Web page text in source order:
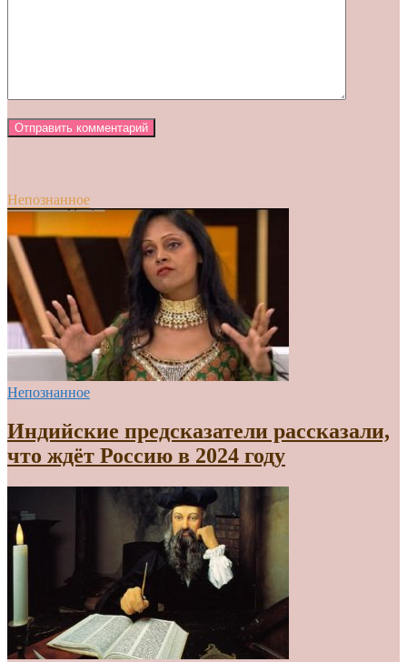
Непознанное
Непознанное
Индийские предсказатели рассказали,
что ждёт Россию в 2024 году